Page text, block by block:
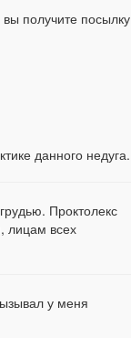
получите посылку
данного недуга.
Проктолекс
лицам всех
у меня